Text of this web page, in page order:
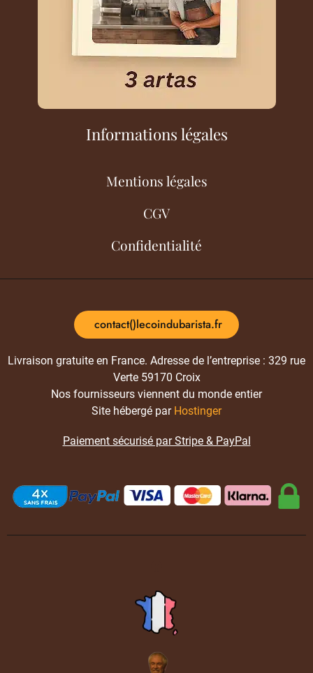
Informations légales
Mentions légales
CGV
Confidentialité
contact()lecoindubarista.fr
Livraison gratuite en France. Adresse de l’entreprise : 329 rue
Verte 59170 Croix
Nos fournisseurs viennent du monde entier
Site hébergé par Hostinger
Paiement sécurisé par Stripe & PayPal